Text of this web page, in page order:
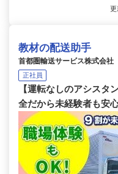
教材の配送助手
首都圏輸送サービス株式会社
正社員
【運転なしのアシスタ
全だから未経験者も安